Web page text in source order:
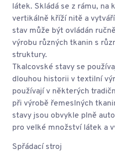
látek. Skládá se z rámu, na
vertikálně kříží nitě a
stav může být ovládán
výrobu různých tkanin s
struktury.
Tkalcovské stavy se
dlouhou historii v textilní
používají v některých
při výrobě řemeslných
stavy jsou obvykle plně
pro velké množství látek a
Spřádací stroj